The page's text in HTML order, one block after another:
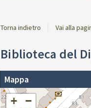
Torna indietro Vai alla
Biblioteca del
Mappa
+ −